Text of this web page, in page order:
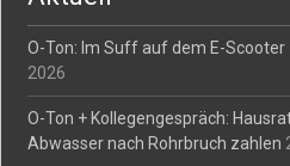
O-Ton: Im Suff auf dem E-Scooter
2026
O-Ton + Kollegengespräch:
Abwasser nach Rohrbruch zahlen